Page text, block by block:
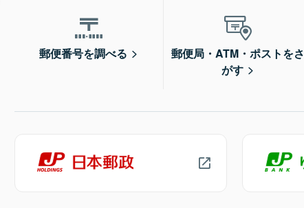
郵便番号を調べる
郵便局・ATM・ポストをさ
がす